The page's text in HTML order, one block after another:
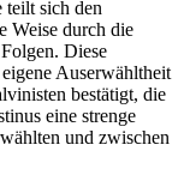
teilt sich den
Weise durch die
Diese
Auserwähltheit
bestätigt, die
eine strenge
und zwischen